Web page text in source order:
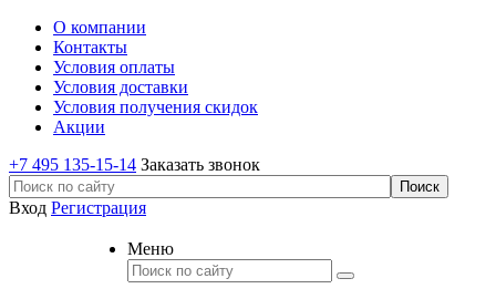
О компании
Контакты
Условия оплаты
Условия доставки
Условия получения скидок
Акции
+7 495 135-15-14 Заказать звонок
Вход Регистрация
Меню